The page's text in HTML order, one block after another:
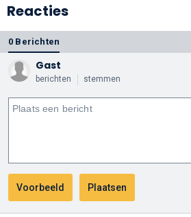
Reacties
0 Berichten
Gast
berichten stemmen